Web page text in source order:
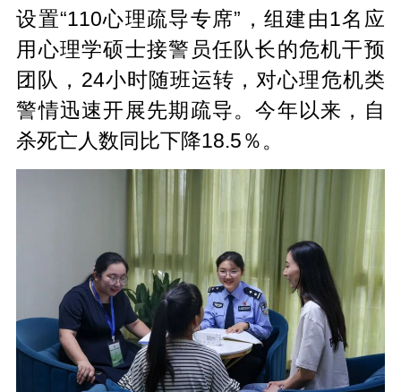
设置“110心理疏导专席”，组建由1名应
用心理学硕士接警员任队长的危机干预
团队，24小时随班运转，对心理危机类
警情迅速开展先期疏导。今年以来，自
杀死亡人数同比下降18.5％。